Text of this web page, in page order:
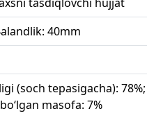
40mm
(soch tepasigacha):
masofa: 7%